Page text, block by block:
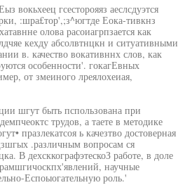
вокьхеец гсесторояяз аеслсдуэтся
:шра£тор',;з^югтде Еока-тивкнз
олова расоиагрпзается как
кехду абсолвтнцкн и ситуативными
в. качество вокативннх слов, как
особенности'. гокагЕвных
от змеиного лреялохеиая,
шгут быть пспользована при
трудов, а таете в методике
празлекатсоя ь качезтво достоверная
.различным вопросам ся
В дехсккографэтескоЗ работе, в доле
научные
Еспоыогательную роль.'